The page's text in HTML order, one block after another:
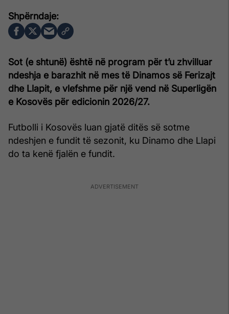
Sot (e shtunë) është në program për t’u zhvilluar
ndeshja e barazhit në mes të Dinamos së Ferizajt
dhe Llapit, e vlefshme për një vend në Superligën
e Kosovës për edicionin 2026/27.
Futbolli i Kosovës luan gjatë ditës së sotme
ndeshjen e fundit të sezonit, ku Dinamo dhe Llapi
do ta kenë fjalën e fundit.